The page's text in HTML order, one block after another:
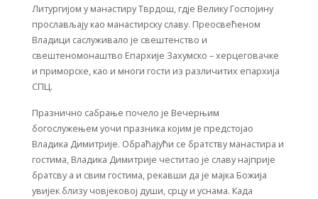
Литургијом у манастиру Тврдош, гдје Велику Госпојину
прослављају као манастирску славу. Преосвећеном
Владици саслуживало је свештенство и
свештеномонаштво Епархије Захумско – херцеговачке
и приморске, као и многи гости из различитих епархија
СПЦ.
Празнично сабрање почело је Вечерњим
богослужењем уочи празника којим је предстојао
Владика Димитрије. Обраћајући се братству манастира и
гостима, Владика Димитрије честитао је славу најприје
братсву а и свим гостима, рекавши да je мајка Божија
увијек близу човјековој души, срцу и уснама. Када